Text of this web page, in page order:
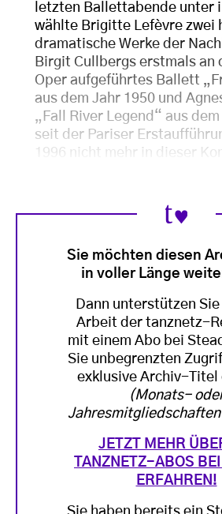
letzten Ballettabende unter
wählte Brigitte Lefèvre zwei
dramatische Werke der
Birgit Cullbergs erstmals an
Oper aufgeführtes Ballett
aus dem Jahr 1950 und
„Fall River Legend“ aus
seit der Pariser
1996 nicht mehr in dieser
Sie möchten diesen
in voller Länge
Dann unterstützen
Arbeit der tanznetz-
mit einem Abo bei
Sie unbegrenzten
exklusive Archiv-Titel
(Monats-
JETZT MEHR
TANZNETZ-ABOS
ERFAHREN!